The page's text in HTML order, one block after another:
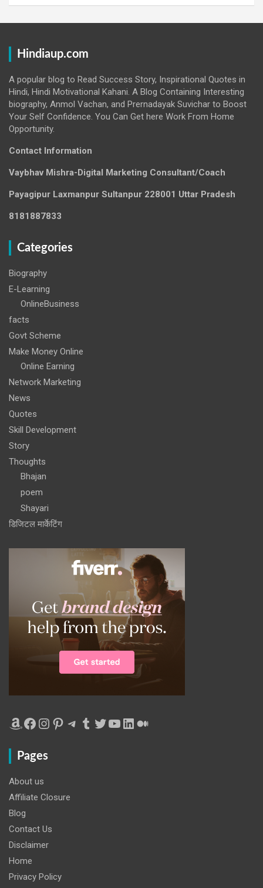
Hindiaup.com
A popular blog to Read Success Story, Inspirational Quotes in
Hindi, Hindi Motivational Kahani. A Blog Containing Interesting
biography, Anmol Vachan, and Prernadayak Suvichar to Boost
Your Self Confidence. You Can Get here Work From Home
Opportunity.
Contact Information
Vaybhav Mishra-Digital Marketing Consultant/Coach
Payagipur Laxmanpur Sultanpur 228001 Uttar Pradesh
8181887833
Categories
Biography
E-Learning
OnlineBusiness
facts
Govt Scheme
Make Money Online
Online Earning
Network Marketing
News
Quotes
Skill Development
Story
Thoughts
Bhajan
poem
Shayari
डिजिटल मार्केटिंग
Amazon
Facebook
Instagram
Pinterest
Telegram
Tumblr
Twitter
YouTube
LinkedIn
Medium
Pages
About us
Affiliate Closure
Blog
Contact Us
Disclaimer
Home
Privacy Policy